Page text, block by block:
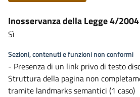
Inosservanza della Legge 4/2004
Sì
Sezioni, contenuti e funzioni non conformi
- Presenza di un link privo di testo
Struttura della pagina non
tramite landmarks semantici (1 caso)